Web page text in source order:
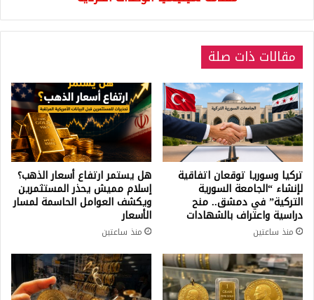
مقالات ذات صلة
تركيا وسوريا توقعان اتفاقية
لإنشاء “الجامعة السورية
التركية” في دمشق.. منح
دراسية واعتراف بالشهادات
منذ ساعتين
هل يستمر ارتفاع أسعار الذهب؟
إسلام مميش يحذر المستثمرين
ويكشف العوامل الحاسمة لمسار
الأسعار
منذ ساعتين